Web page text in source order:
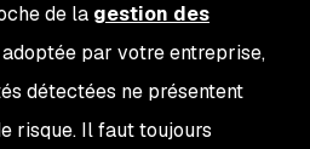
de la gestion des
adoptée par votre entreprise,
détectées ne présentent
risque. Il faut toujours